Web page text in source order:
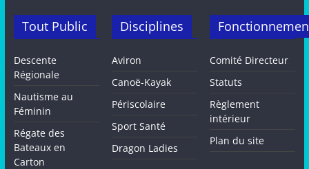
Tout Public
Descente
Régionale
Nautisme au
Féminin
Régate des
Bateaux en
Carton
Disciplines
Aviron
Canoë-Kayak
Périscolaire
Sport Santé
Dragon Ladies
Comité Directeur
Statuts
Règlement
intérieur
Plan du site